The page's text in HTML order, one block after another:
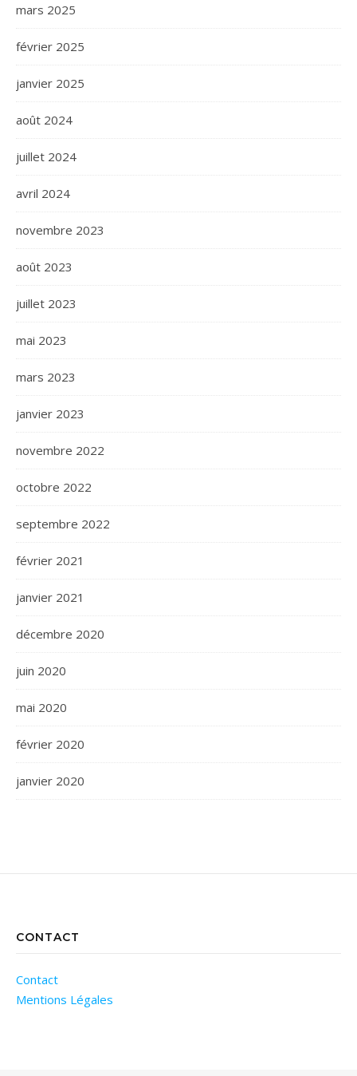
mars 2025
février 2025
janvier 2025
août 2024
juillet 2024
avril 2024
novembre 2023
août 2023
juillet 2023
mai 2023
mars 2023
janvier 2023
novembre 2022
octobre 2022
septembre 2022
février 2021
janvier 2021
décembre 2020
juin 2020
mai 2020
février 2020
janvier 2020
CONTACT
Contact
Mentions Légales